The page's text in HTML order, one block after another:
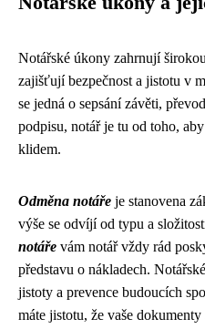
Notářské úkony zahrnují
zajišťují bezpečnost a jistotu v
se jedná o sepsání závěti,
podpisu, notář je tu od toho,
klidem.
Odměna notáře je stanovena
výše se odvíjí od typu a
notáře vám notář vždy rád
představu o nákladech.
jistoty a prevence budoucích
máte jistotu, že vaše